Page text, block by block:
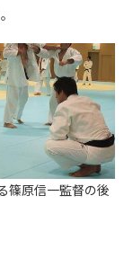
篠原信一監督の後